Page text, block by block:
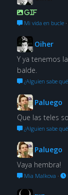
GIF
Mi vida en bucle·
Oiher
Y ya tenemos
balde.
¿Alguien sabe
Paluego
Que las teles
¿Alguien sabe
Paluego
Vaya hembra!
Mia Malkova ·